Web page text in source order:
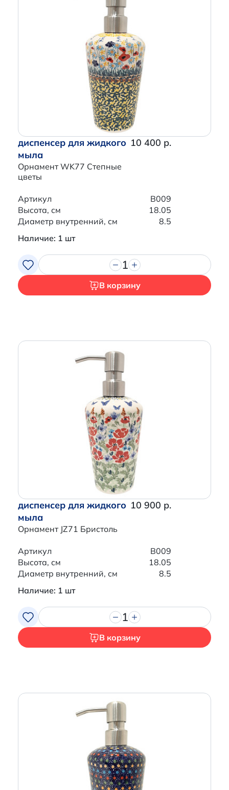
диспенсер для жидкого
мыла
Орнамент WK77 Степные
цветы
10 400 р.
Артикул
B009
Высота, см
18.05
Диаметр внутренний, см
8.5
Наличие: 1 шт
1
В корзину
диспенсер для жидкого
мыла
Орнамент JZ71 Бристоль
10 900 р.
Артикул
B009
Высота, см
18.05
Диаметр внутренний, см
8.5
Наличие: 1 шт
1
В корзину